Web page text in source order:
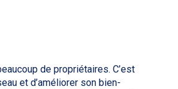
de propriétaires. C’est
et d’améliorer son bien-